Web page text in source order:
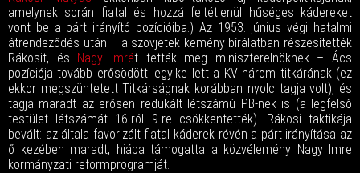
amelynek során fiatal és hozzá feltétlenül hűséges kádereket
vont be a párt irányító pozícióiba.) Az 1953. június végi hatalmi
átrendeződés után – a szovjetek kemény bírálatban részesítették
Rákosit, és Nagy Imrét tették meg miniszterelnöknek – Ács
pozíciója tovább erősödött: egyike lett a KV három titkárának (ez
ekkor megszüntetett Titkárságnak korábban nyolc tagja volt), és
tagja maradt az erősen redukált létszámú PB-nek is (a legfelső
testület létszámát 16-ról 9-re csökkentették). Rákosi taktikája
bevált: az általa favorizált fiatal káderek révén a párt irányítása az
ő kezében maradt, hiába támogatta a közvélemény Nagy Imre
kormányzati reformprogramját.